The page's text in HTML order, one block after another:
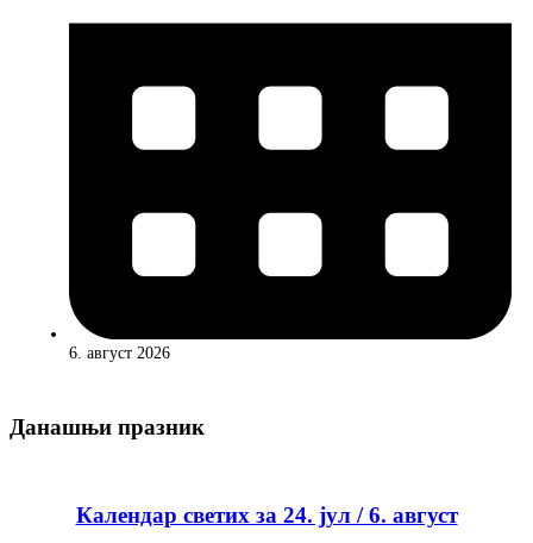
6. август 2026
Данашњи празник
Календар светих за 24. јул / 6. август